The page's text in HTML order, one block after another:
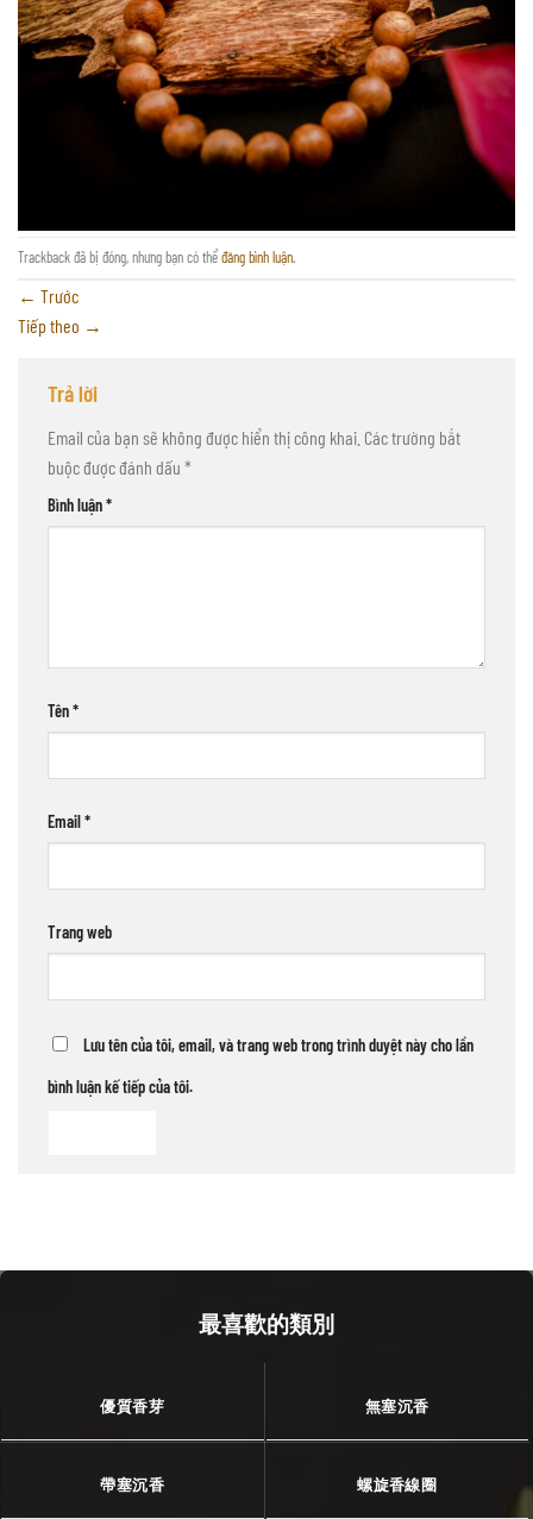
Trackback đã bị đóng, nhưng bạn có thểđăng bình luận.
← Trước
Tiếp theo →
Trả lời
Email của bạn sẽ không được hiển thị công khai. Các trường bắt
buộc được đánh dấu *
Bình luận*
Tên*
Email*
Trang web
Lưu tên của tôi, email, và trang web trong trình duyệt này cho lần
bình luận kế tiếp của tôi.
最喜歡的類別
優質香芽 無塞沉香
帶塞沉香 螺旋香線圈